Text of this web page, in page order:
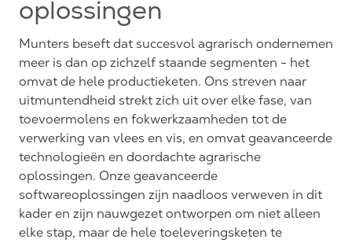
oplossingen
Munters beseft dat succesvol agrarisch ondernemen
meer is dan op zichzelf staande segmenten - het
omvat de hele productieketen. Ons streven naar
uitmuntendheid strekt zich uit over elke fase, van
toevoermolens en fokwerkzaamheden tot de
verwerking van vlees en vis, en omvat geavanceerde
technologieën en doordachte agrarische
oplossingen. Onze geavanceerde
softwareoplossingen zijn naadloos verweven in dit
kader en zijn nauwgezet ontworpen om niet alleen
elke stap, maar de hele toeleveringsketen te